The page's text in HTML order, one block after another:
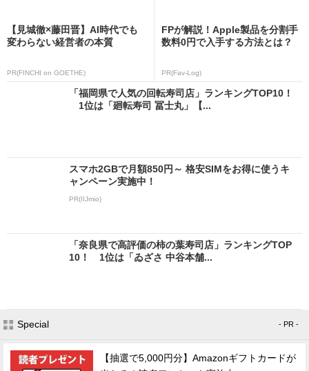
【見城徹×藤田晋】AI時代でも
変わらない経営者の本質
PR(FINCHI on GOETHE)
FPが解説！Apple製品を分割手
数料0円で入手する方法とは？
PR(Fav-Log)
「福岡県で人気の回転寿司店」ランキングTOP10！
1位は「廻転寿司 冨士丸」【...
スマホ2GBで月額850円～ 格安SIMをお得に使うキ
ャンペーン実施中！
PR(IIJmio)
「奈良県で高評価の柿の葉寿司店」ランキングTOP
10！ 1位は「ゐざさ 中谷本舗...
Special - PR -
【抽選で5,000円分】Amazonギフトカードが